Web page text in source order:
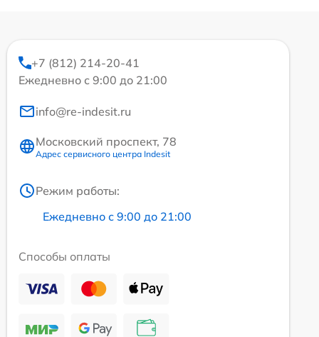
+7 (812) 214-20-41
Ежедневно с 9:00 до 21:00
info@re-indesit.ru
Московский проспект, 78
Адрес сервисного центра Indesit
Режим работы:
Ежедневно с 9:00 до 21:00
Способы оплаты